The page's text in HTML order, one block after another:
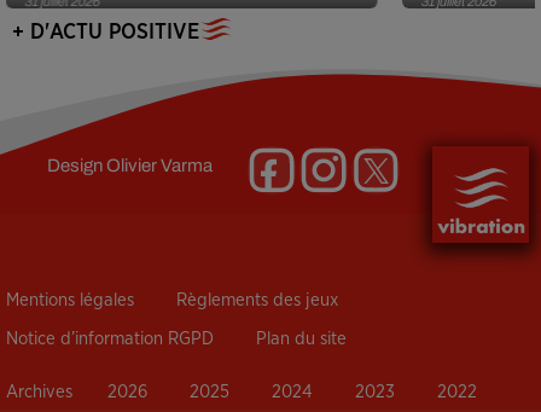
+ D'ACTU POSITIVE
DesignOlivier Varma
Mentions légales Règlements des jeux
Notice d’information RGPD Plan du site
Archives 2026 2025 2024 2023 2022